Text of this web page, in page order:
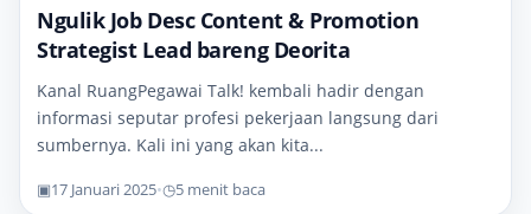
Ngulik Job Desc Content & Promotion
Strategist Lead bareng Deorita
Kanal RuangPegawai Talk! kembali hadir dengan
informasi seputar profesi pekerjaan langsung dari
sumbernya. Kali ini yang akan kita...
▣17 Januari 2025•◷5 menit baca